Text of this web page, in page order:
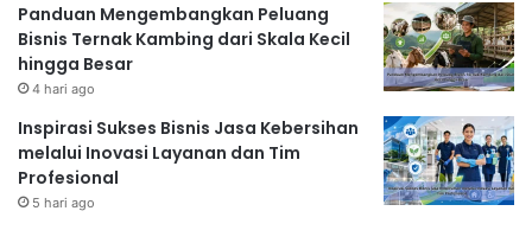
Panduan Mengembangkan Peluang
Bisnis Ternak Kambing dari Skala Kecil
hingga Besar
4 hari ago
Inspirasi Sukses Bisnis Jasa Kebersihan
melalui Inovasi Layanan dan Tim
Profesional
5 hari ago